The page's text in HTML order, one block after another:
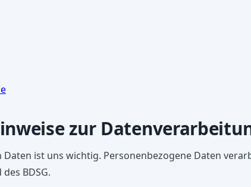
zur
ist uns wichtig. Personenbezogene Daten
BDSG.